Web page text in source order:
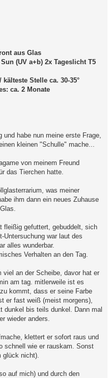
aus Glas
(UV a+b) 2x Tageslicht T5
kälteste Stelle ca. 30-35°
ca. 2 Monate
habe nun meine erste Frage,
kleinen "Schulle" mache...
von meinem Freund
das Tierchen hatte.
was meiner
ihm dann ein neues Zuhause
fleißig gefuttert, gebuddelt, sich
Untersuchung war laut des
alles wunderbar.
Verhalten an den Tag.
viel an der Scheibe, davor hat er
am tag. mitlerweile ist es
kommt, dass er seine Farbe
er fast weiß (meist morgens),
dunkel bis teils dunkel. Dann mal
wieder anders.
klettert er sofort raus und
schnell wie er rauskam. Sonst
glück nicht).
auf mich) und durch den